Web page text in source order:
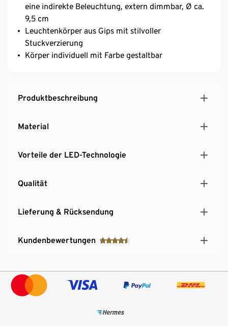
eine indirekte Beleuchtung, extern dimmbar, Ø ca.
9,5 cm
Leuchtenkörper aus Gips mit stilvoller
Stuckverzierung
Körper individuell mit Farbe gestaltbar
Produktbeschreibung
Material
Vorteile der LED-Technologie
Qualität
Lieferung & Rücksendung
Kundenbewertungen